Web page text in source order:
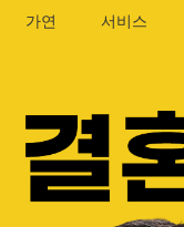
가연 서비스